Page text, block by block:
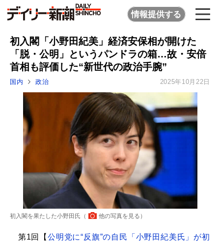
情報提供する
初入閣「小野田紀美」経済安保相が開けた
「脱・公明」というパンドラの箱…故・安倍
首相も評価した“新世代の政治手腕”
国内 政治 2025年10月22日
初入閣を果たした小野田氏（ 他の写真を見る ）
第1回【 公明党に“反旗”の自民「小野田紀美氏」が初